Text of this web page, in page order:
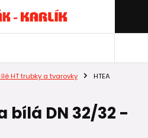
HT trubky a tvarovky
HTEA
bílá DN 32/32 -